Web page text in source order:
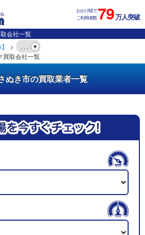
おかげ様で
ご利用者数79万人突破
会社一覧
. . .
買取会社一覧
ぬき市の買取業者一覧